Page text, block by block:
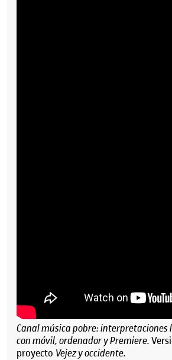
Canal música pobre: interpretaciones
con móvil, ordenador y Premiere.
proyecto Vejez y occidente.